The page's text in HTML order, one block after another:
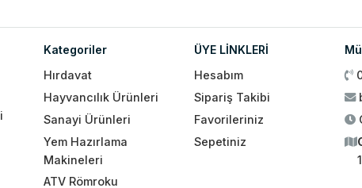
Kategoriler
Hırdavat
Hayvancılık Ürünleri
Sanayi Ürünleri
Yem Hazırlama
Makineleri
ATV Römroku
ÜYE LİNKLERİ
Hesabım
Sipariş Takibi
Favorileriniz
Sepetiniz